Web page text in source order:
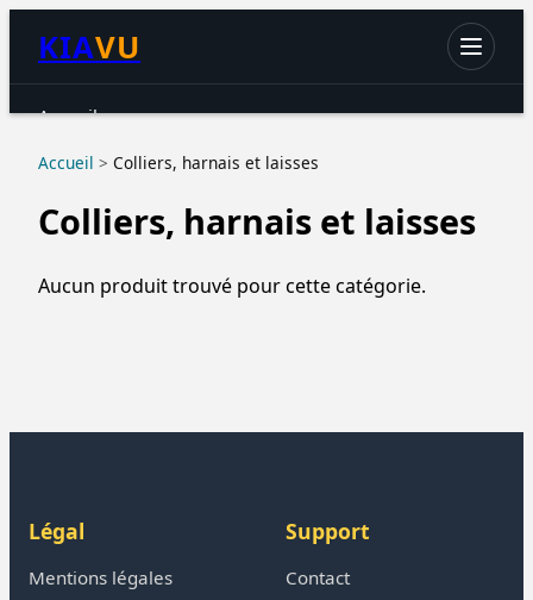
KIAVU
Accueil
Chats
Petits animaux
Oiseaux
Accueil > Colliers, harnais et laisses
Colliers, harnais et laisses
Aucun produit trouvé pour cette catégorie.
Légal
Mentions légales
Support
Contact